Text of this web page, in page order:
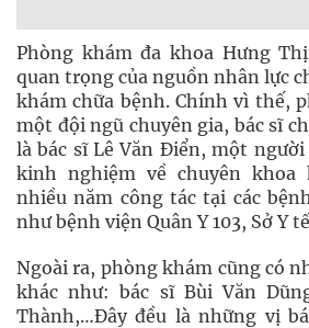
Phòng khám đa khoa Hưng
quan trọng của nguồn nhân lực
khám chữa bệnh. Chính vì thế,
một đội ngũ chuyên gia, bác sĩ
là bác sĩ Lê Văn Điển, một
kinh nghiệm về chuyên khoa
nhiều năm công tác tại các
như bệnh viện Quân Y 103, Sở Y
Ngoài ra, phòng khám cũng có
khác như: bác sĩ Bùi Văn
Thành,…Đây đều là những vị